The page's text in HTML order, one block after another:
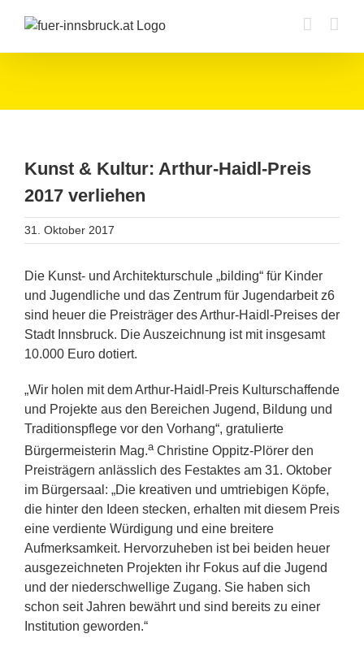
Inhalt
Kunst & Kultur: Arthur-Haidl-Preis
2017 verliehen
31. Oktober 2017
Die Kunst- und Architekturschule „bilding“ für Kinder
und Jugendliche und das Zentrum für Jugendarbeit z6
sind heuer die Preisträger des Arthur-Haidl-Preises der
Stadt Innsbruck. Die Auszeichnung ist mit insgesamt
10.000 Euro dotiert.
„Wir holen mit dem Arthur-Haidl-Preis Kulturschaffende
und Projekte aus den Bereichen Jugend, Bildung und
Traditionspflege vor den Vorhang“, gratulierte
Bürgermeisterin Mag.aChristine Oppitz-Plörer den
Preisträgern anlässlich des Festaktes am 31. Oktober
im Bürgersaal: „Die kreativen und umtriebigen Köpfe,
die hinter den Ideen stecken, erhalten mit diesem Preis
eine verdiente Würdigung und eine breitere
Aufmerksamkeit. Hervorzuheben ist bei beiden heuer
ausgezeichneten Projekten ihr Fokus auf die Jugend
und der niederschwellige Zugang. Sie haben sich
schon seit Jahren bewährt und sind bereits zu einer
Institution geworden.“